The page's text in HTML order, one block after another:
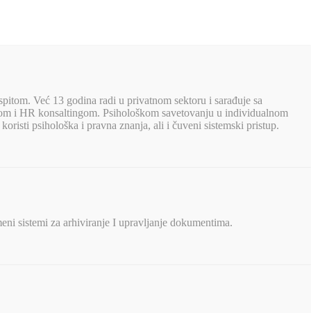
Već 13 godina radi u privatnom sektoru i sarađuje sa
i HR konsaltingom. Psihološkom savetovanju u individualnom
psihološka i pravna znanja, ali i čuveni sistemski pristup.
sistemi za arhiviranje I upravljanje dokumentima.